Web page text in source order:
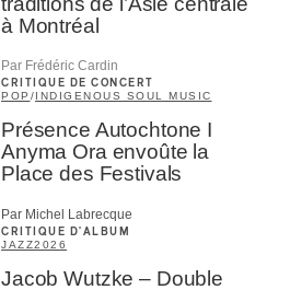
à Montréal
Par Frédéric Cardin
CRITIQUE DE CONCERT
POP /INDIGENOUS SOUL MUSIC
Présence Autochtone I
Anyma Ora envoûte la
Place des Festivals
Par Michel Labrecque
CRITIQUE D'ALBUM
JAZZ2026
Jacob Wutzke – Double